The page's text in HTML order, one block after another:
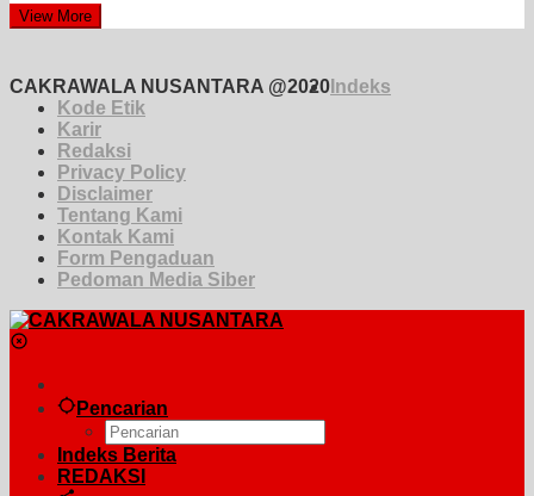
View More
CAKRAWALA NUSANTARA @2020 Indeks
Kode Etik
Karir
Redaksi
Privacy Policy
Disclaimer
Tentang Kami
Kontak Kami
Form Pengaduan
Pedoman Media Siber
Pencarian
Indeks Berita
REDAKSI